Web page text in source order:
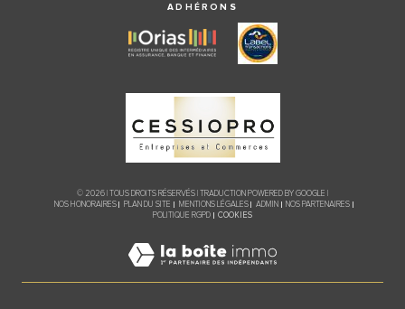
ADHÉRONS
© 2026 | TOUS DROITS RÉSERVÉS | TRADUCTION POWERED BY GOOGLE |
NOS HONORAIRES
PLAN DU SITE MENTIONS LÉGALES ADMIN
NOS PARTENAIRES
POLITIQUE RGPD
COOKIES